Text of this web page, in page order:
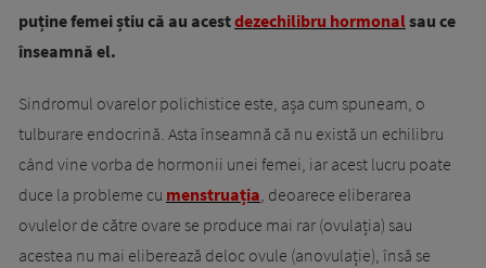
puține femei știu că au acestdezechilibru hormonalsau ce
înseamnă el.
Sindromul ovarelor polichistice este, așa cum spuneam, o
tulburare endocrină. Asta înseamnă că nu există un echilibru
când vine vorba de hormonii unei femei, iar acest lucru poate
duce la probleme cu menstruația, deoarece eliberarea
ovulelor de către ovare se produce mai rar (ovulația) sau
acestea nu mai eliberează deloc ovule (anovulație), însă se